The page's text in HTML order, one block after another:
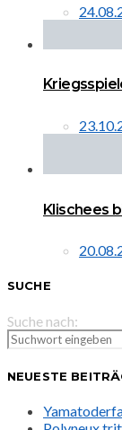
Klischees
SUCHE
Suche nach:
NEUESTE